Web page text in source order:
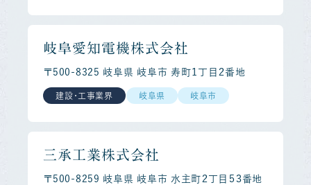
岐阜愛知電機株式会社
〒500-8325 岐阜県 岐阜市 寿町１丁目２番地
建設・工事業界 岐阜県 岐阜市
三承工業株式会社
〒500-8259 岐阜県 岐阜市 水主町２丁目５３番地